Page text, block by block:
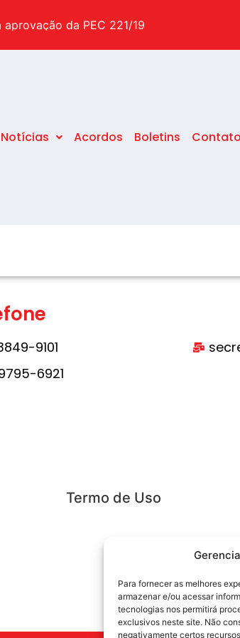
Para fornecer as melhores
armazenar e/ou acessar
tecnologias nos permitirá
exclusivos neste site. Não
negativamente certos
da PEC 221/19
fim da idade mínima
Notícias Acordos Boletins Contato
9101
6921
Termo de Uso